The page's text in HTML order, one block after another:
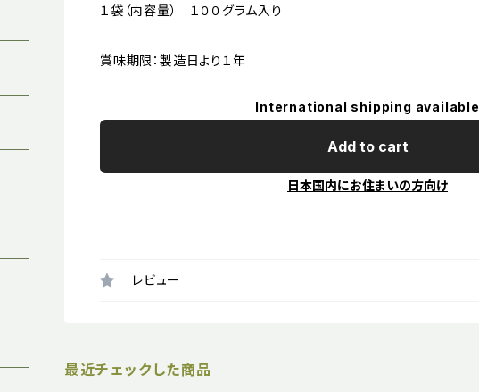
１袋（内容量） １００グラム入り
賞味期限：製造日より１年
International shipping available
Add to cart
日本国内にお住まいの方向け
レビュー
最近チェックした商品